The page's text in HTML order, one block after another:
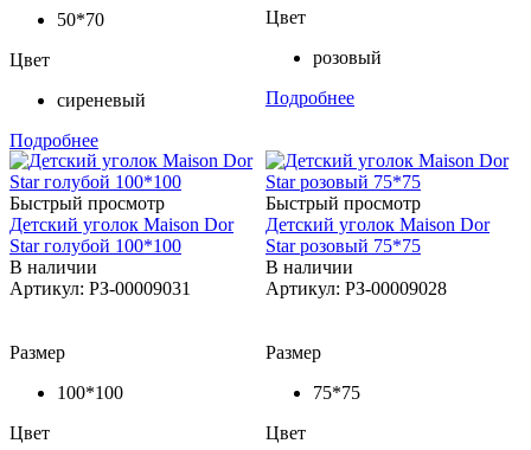
50*70
Цвет
сиреневый
Подробнее
Цвет
розовый
Подробнее
Быстрый просмотр
Детский уголок Maison Dor
Star голубой 100*100
В наличии
Артикул: РЗ-00009031
Размер
100*100
Цвет
Быстрый просмотр
Детский уголок Maison Dor
Star розовый 75*75
В наличии
Артикул: РЗ-00009028
Размер
75*75
Цвет